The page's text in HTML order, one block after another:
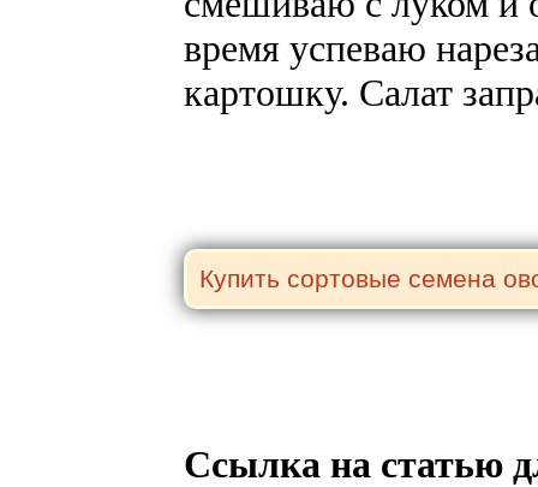
время успеваю
картошку. Салат
Ссылка на статью